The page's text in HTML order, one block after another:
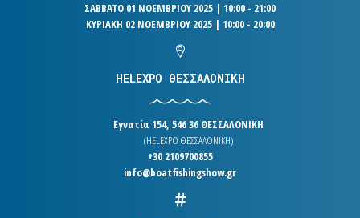
ΣΑΒΒΑΤΟ 01 ΝΟΕΜΒΡΙΟΥ 2025 | 10:00 - 21:00
ΚΥΡΙΑΚΗ 02 ΝΟΕΜΒΡΙΟΥ 2025 | 10:00 - 20:00
HELEXPO ΘΕΣΣΑΛΟΝΙΚΗ
Εγνατία 154, 546 36 ΘΕΣΣΑΛΟΝΙΚΗ
(HELEXPO ΘΕΣΣΑΛΟΝΙΚΗ)
+30 2109700855
info@boatfishingshow.gr